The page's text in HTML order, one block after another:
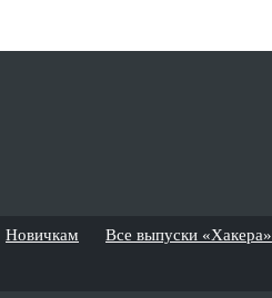
Новичкам Все выпуски «Хакера»